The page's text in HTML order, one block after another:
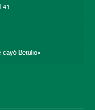
41
Betulio»